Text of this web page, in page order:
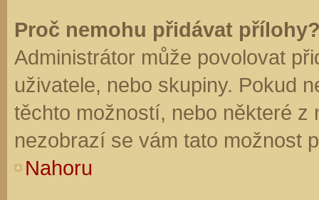
Proč nemohu přidávat
Administrátor může povolovat
uživatele, nebo skupiny. Pokud
těchto možností, nebo některé z
nezobrazí se vám tato možnost
Nahoru